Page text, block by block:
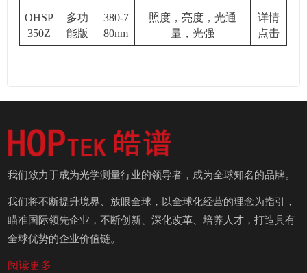
OHSP
350Z
多功
能版
380-7
80nm
照度，亮度，光通
量，光强
详情
点击
我们致力于成为光学测量行业的领导者，成为全球知名的品牌。
我们将不断提升境界、放眼全球，以全球化经营的理念为指引，
瞄准国际领先企业，不断创新、深化改革、培养人才，打造具有
全球优势的企业价值链。
阅读更多